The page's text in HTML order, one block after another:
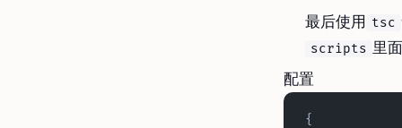
最后使用 tsc
scripts 里
配置
{